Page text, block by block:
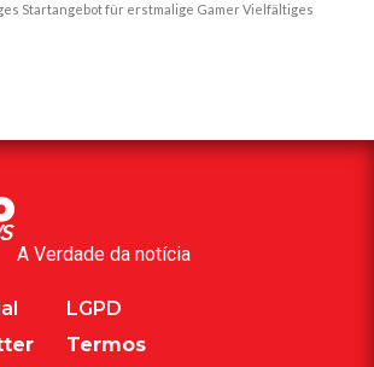
Startangebot für erstmalige Gamer Vielfältiges
A Verdade da notícia
LGPD
Termos